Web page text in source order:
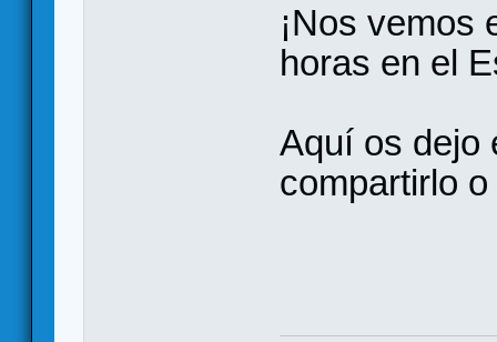
¡Nos vemos
horas en el
Aquí os dejo
compartirlo